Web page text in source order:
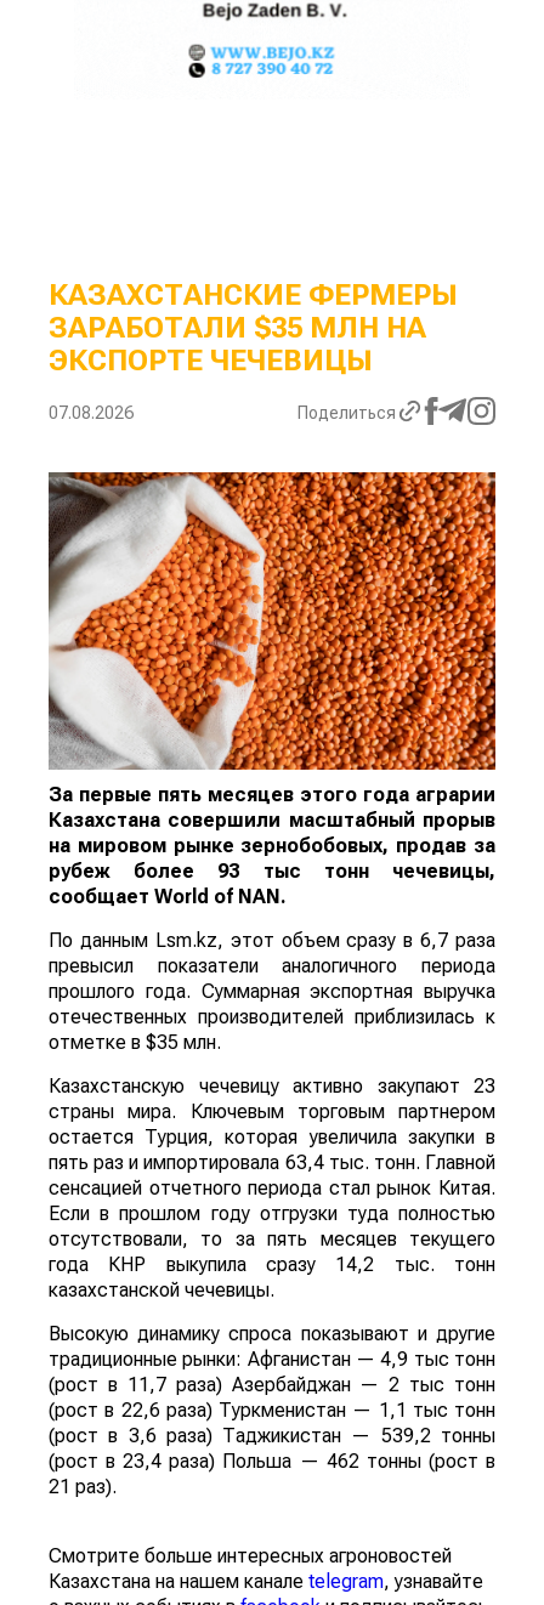
КАЗАХСТАНСКИЕ ФЕРМЕРЫ
ЗАРАБОТАЛИ $35 МЛН НА
ЭКСПОРТЕ ЧЕЧЕВИЦЫ
07.08.2026 Поделиться
За первые пять месяцев этого года аграрии
Казахстана совершили масштабный прорыв
на мировом рынке зернобобовых, продав за
рубеж более 93 тыс тонн чечевицы,
сообщает World of NAN.
По данным Lsm.kz, этот объем сразу в 6,7 раза
превысил показатели аналогичного периода
прошлого года. Суммарная экспортная выручка
отечественных производителей приблизилась к
отметке в $35 млн.
Казахстанскую чечевицу активно закупают 23
страны мира. Ключевым торговым партнером
остается Турция, которая увеличила закупки в
пять раз и импортировала 63,4 тыс. тонн. Главной
сенсацией отчетного периода стал рынок Китая.
Если в прошлом году отгрузки туда полностью
отсутствовали, то за пять месяцев текущего
года КНР выкупила сразу 14,2 тыс. тонн
казахстанской чечевицы.
Высокую динамику спроса показывают и другие
традиционные рынки: Афганистан — 4,9 тыс тонн
(рост в 11,7 раза) Азербайджан — 2 тыс тонн
(рост в 22,6 раза) Туркменистан — 1,1 тыс тонн
(рост в 3,6 раза) Таджикистан — 539,2 тонны
(рост в 23,4 раза) Польша — 462 тонны (рост в
21 раз).
Смотрите больше интересных агроновостей
Казахстана на нашем канале telegram, узнавайте